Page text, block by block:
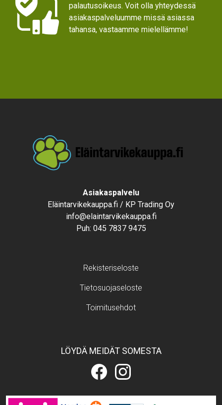
palautusoikeus. Voit olla yhteydessä
asiakaspalveluumme missä asiassa
tahansa, vastaamme mielellämme!
Asiakaspalvelu
Eläintarvikekauppa.fi / KP Trading Oy
info@elaintarvikekauppa.fi
Puh: 045 7837 9475
Rekisteriseloste
Tietosuojaseloste
Toimitusehdot
LÖYDÄ MEIDÄT SOMESTA
Eläintarvikekauppa.fi
Facebookissa
Eläintarvikekauppa.fi
Instagramissa
Image